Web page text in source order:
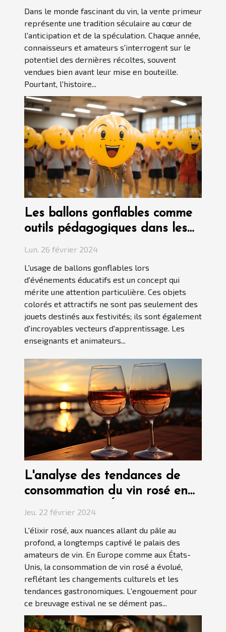
Dans le monde fascinant du vin, la vente primeur
représente une tradition séculaire au cœur de
l'anticipation et de la spéculation. Chaque année,
connaisseurs et amateurs s'interrogent sur le
potentiel des dernières récoltes, souvent
vendues bien avant leur mise en bouteille.
Pourtant, l'histoire...
Les ballons gonflables comme
outils pédagogiques dans les
événements éducatifs
Lun. 26 février 2024
L'usage de ballons gonflables lors
d'événements éducatifs est un concept qui
mérite une attention particulière. Ces objets
colorés et attractifs ne sont pas seulement des
jouets destinés aux festivités; ils sont également
d'incroyables vecteurs d'apprentissage. Les
enseignants et animateurs...
L'analyse des tendances de
consommation du vin rosé en
Europe et aux États-Unis
Jeu. 22 février 2024
L'élixir rosé, aux nuances allant du pâle au
profond, a longtemps captivé le palais des
amateurs de vin. En Europe comme aux États-
Unis, la consommation de vin rosé a évolué,
reflétant les changements culturels et les
tendances gastronomiques. L'engouement pour
ce breuvage estival ne se dément pas...